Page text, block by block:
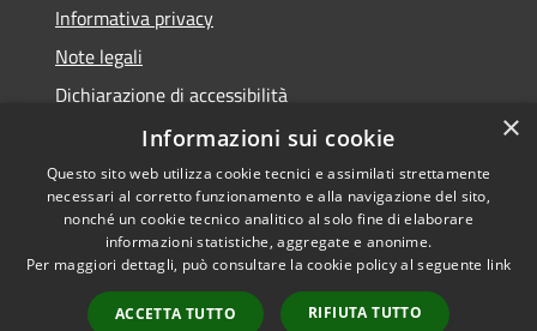
Informativa privacy
Note legali
Dichiarazione di accessibilità
Piano di miglioramento dei servizi
RSS
Accessibilità
Copyright © 2026 • Comune di
Municipium•
Accesso
×
Informazioni sui cookie
Questo sito web utilizza cookie tecnici e assimilati strettamente
necessari al corretto funzionamento e alla navigazione del sito,
nonché un cookie tecnico analitico al solo fine di elaborare
informazioni statistiche, aggregate e anonime.
Per maggiori dettagli, può consultare la cookie policy al seguente link
ACCETTA TUTTO RIFIUTA TUTTO